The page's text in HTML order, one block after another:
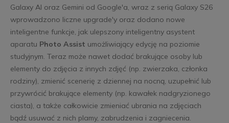
Galaxy AI oraz Gemini od Google'a, wraz z serią Galaxy S26
wprowadzono liczne upgrade'y oraz dodano nowe
inteligentne funkcje, jak ulepszony inteligentny asystent
aparatu Photo Assist umożliwiający edycję na poziomie
studyjnym. Teraz może nawet dodać brakujące osoby lub
elementy do zdjęcia z innych zdjęć (np. zwierzaka, członka
rodziny), zmienić scenerię z dziennej na nocną, uzupełnić lub
przywrócić brakujące elementy (np. kawałek nadgryzionego
ciasta), a także całkowicie zmieniać ubrania na zdjęciach
bądź usuwać z nich plamy, zabrudzenia i zagniecenia.